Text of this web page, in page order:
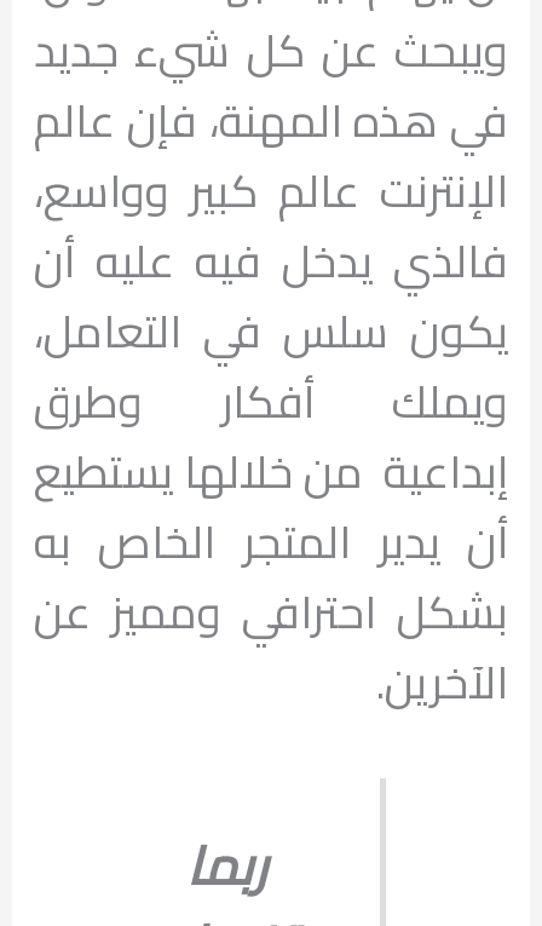
ويبحث عن كل شيء جديد
في هذه المهنة، فإن عالم
الإنترنت عالم كبير وواسع،
فالذي يدخل فيه عليه أن
يكون سلس في التعامل،
ويملك أفكار وطرق
إبداعية من خلالها يستطيع
أن يدير المتجر الخاص به
بشكل احترافي ومميز عن
الآخرين.
ربما